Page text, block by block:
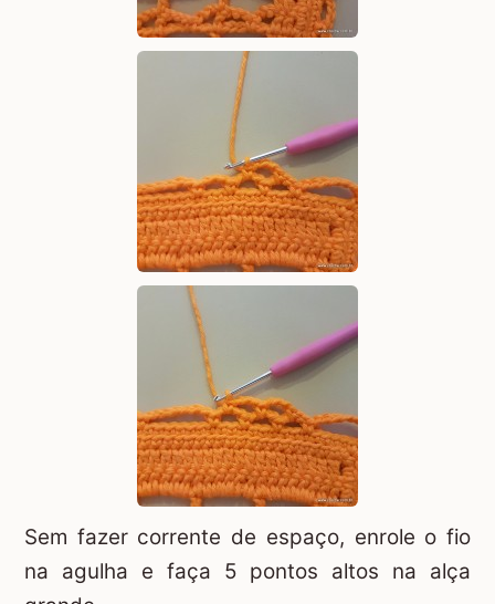
Sem fazer corrente de espaço, enrole o fio
na agulha e faça 5 pontos altos na alça